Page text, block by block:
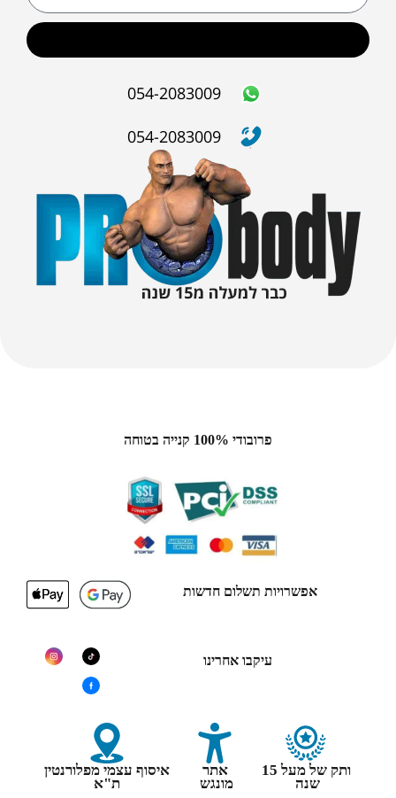
054-2083009
054-2083009
פרובודי 100% קנייה בטוחה
אפשרויות תשלום חדשות
עיקבו אחרינו
ותק של מעל 15
שנה
אתר
מונגש
איסוף עצמי מפלורנטין
ת"א